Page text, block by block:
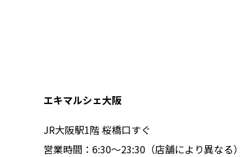
エキマルシェ大阪
JR大阪駅1階 桜橋口すぐ
営業時間：6:30〜23:30（店舗により異なる）